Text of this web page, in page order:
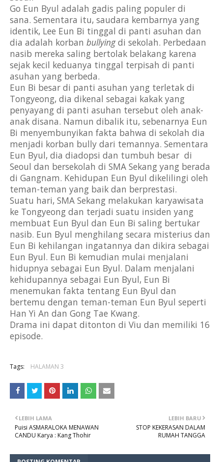
Go Eun Byul adalah gadis paling populer di
sana. Sementara itu, saudara kembarnya yang
identik, Lee Eun Bi tinggal di panti asuhan dan
dia adalah korban bullying di sekolah. Perbedaan
nasib mereka saling bertolak belakang karena
sejak kecil keduanya tinggal terpisah di panti
asuhan yang berbeda.
Eun Bi besar di panti asuhan yang terletak di
Tongyeong, dia dikenal sebagai kakak yang
penyayang di panti asuhan tersebut oleh anak-
anak disana. Namun dibalik itu, sebenarnya Eun
Bi menyembunyikan fakta bahwa di sekolah dia
menjadi korban bully dari temannya. Sementara
Eun Byul, dia diadopsi dan tumbuh besar  di
Seoul dan bersekolah di SMA Sekang yang berada
di Gangnam. Kehidupan Eun Byul dikelilingi oleh
teman-teman yang baik dan berprestasi.
Suatu hari, SMA Sekang melakukan karyawisata
ke Tongyeong dan terjadi suatu insiden yang
membuat Eun Byul dan Eun Bi saling bertukar
nasib. Eun Byul menghilang secara misterius dan
Eun Bi kehilangan ingatannya dan dikira sebagai
Eun Byul. Eun Bi kemudian mulai menjalani
hidupnya sebagai Eun Byul. Dalam menjalani
kehidupannya sebagai Eun Byul, Eun Bi
menemukan fakta tentang Eun Byul dan
bertemu dengan teman-teman Eun Byul seperti
Han Yi An dan Gong Tae Kwang.
Drama ini dapat ditonton di Viu dan memiliki 16
episode.
Tags: HALAMAN 3
LEBIH BARU
STOP KEKERASAN DALAM
RUMAH TANGGA
LEBIH LAMA
Puisi ASMARALOKA MENAWAN
CANDU Karya : Kang Thohir